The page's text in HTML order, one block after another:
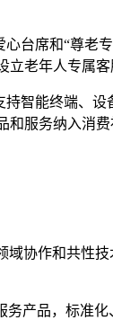
台席和“尊老
老年人专属客
智能终端、设
和服务纳入消
协作和共性技
产品，标准化